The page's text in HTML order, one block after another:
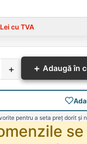
cu TVA
+ + Adaugă în
pentru a seta preț dorit și